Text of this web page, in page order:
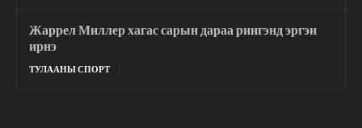
Жаррел Миллер хагас сарын дараа рингэнд эргэн
ирнэ
ТУЛААНЫ СПОРТ